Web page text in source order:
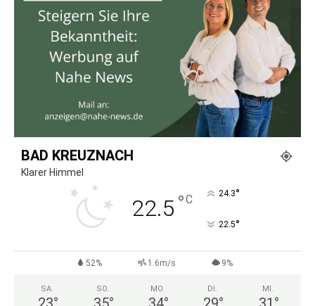
BAD KREUZNACH
Klarer Himmel
22.5 °C 24.3°
22.5°
52% 1.6m/s 9%
SA. SO. MO. DI. MI.